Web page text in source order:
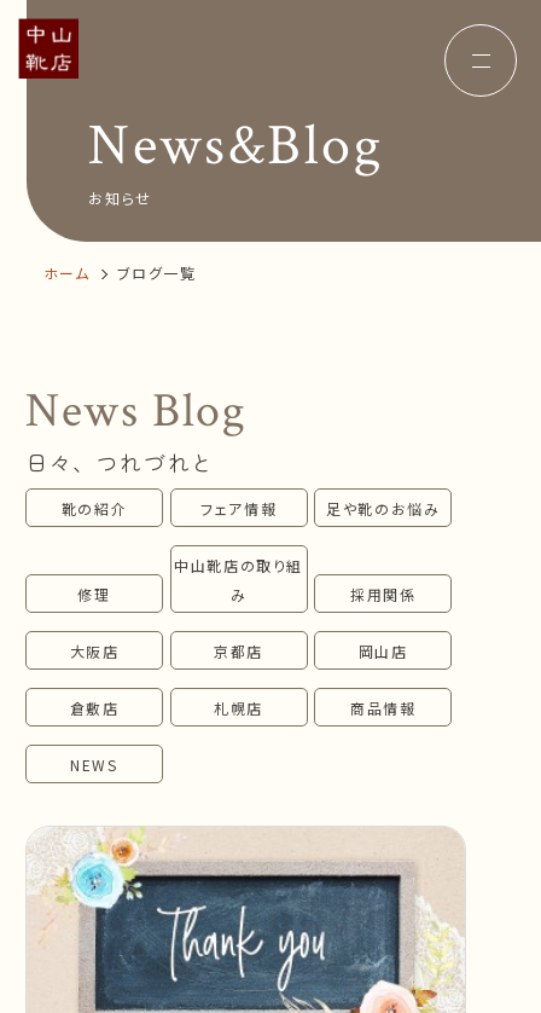
Concept コンセプト
Insole オーダー中敷き
News&Blog
Company
オンラインショップ
お問い合わせ
follow us!
News&Blog
お知らせ
ホーム ブログ一覧
News Blog
日々、つれづれと
靴の紹介 フェア情報 足や靴のお悩み
修理
中山靴店の取り組
み
採用関係
大阪店 京都店 岡山店
倉敷店 札幌店 商品情報
NEWS